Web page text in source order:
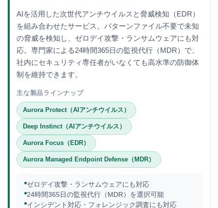
AIを活用した次世代アンチウイルスと脅威検知（EDR）
を組み合わせたサービス。パターンファイル不要で未知
の脅威を検知し、ゼロデイ攻撃・ランサムウェアにも対
応。専門家による24時間365日の監視代行（MDR）で、
社内にセキュリティ専任者がいなくても高水準の防御体
制を維持できます。
主な製品ラインナップ
Aurora Protect（AIアンチウイルス）
Deep Instinct（AIアンチウイルス）
Aurora Focus（EDR）
Aurora Managed Endpoint Defense（MDR）
ゼロデイ攻撃・ランサムウェアにも対応
24時間365日の監視代行（MDR）を選択可能
インシデント対応・フォレンジック調査にも対応